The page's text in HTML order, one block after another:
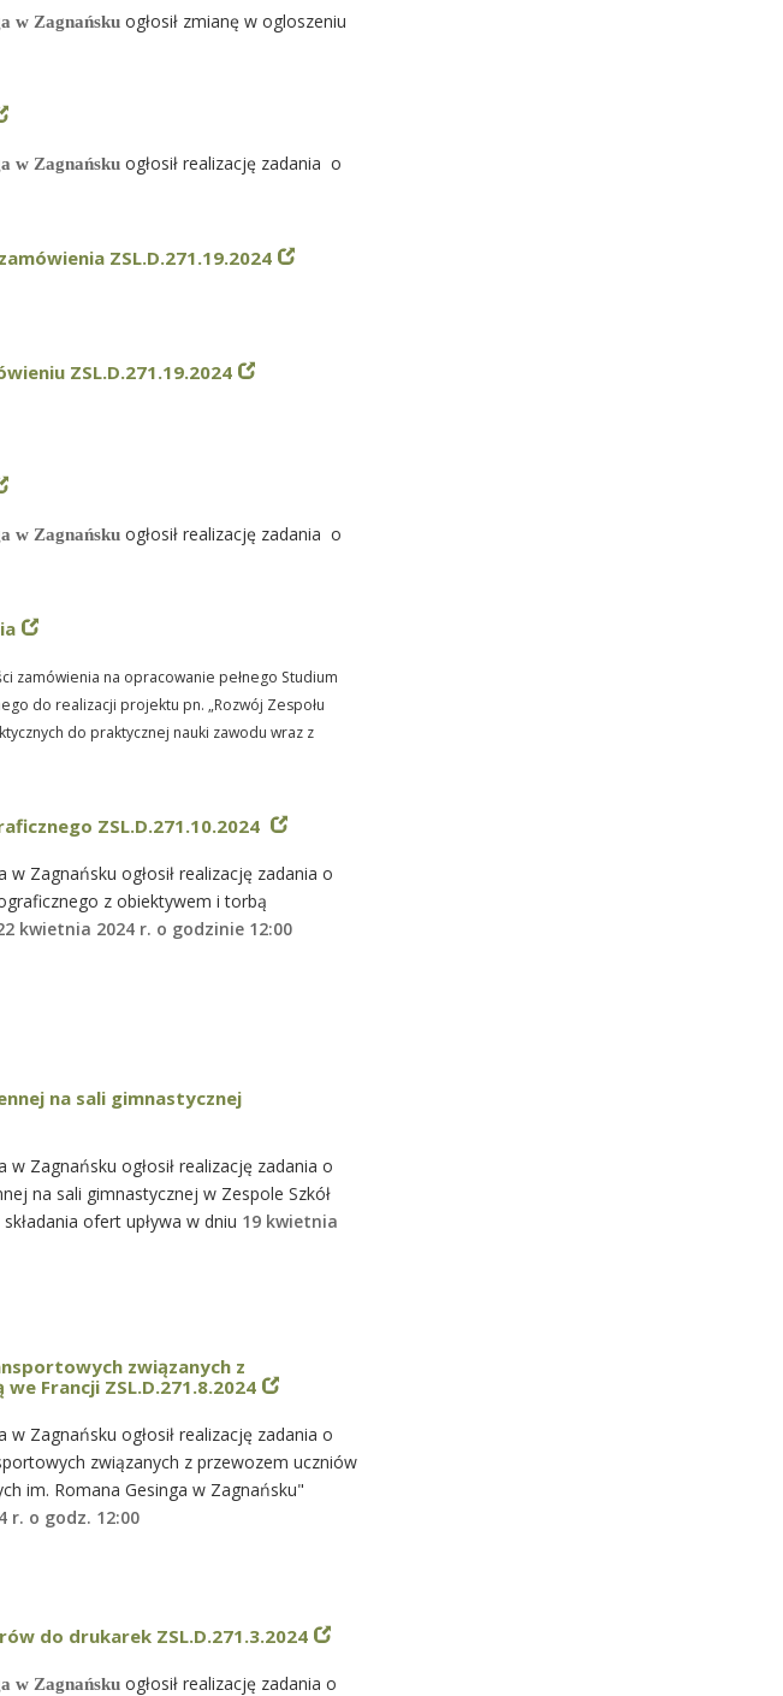
w Zagnańsku ogłosił zmianę w ogloszeniu
w Zagnańsku ogłosił realizację zadania o
ZSL.D.271.19.2024
ZSL.D.271.19.2024
w Zagnańsku ogłosił realizację zadania o
zamówienia na opracowanie pełnego Studium
do realizacji projektu pn. „Rozwój Zespołu
do praktycznej nauki zawodu wraz z
ZSL.D.271.10.2024
w Zagnańsku ogłosił realizację zadania o
z obiektywem i torbą
kwietnia 2024 r. o godzinie 12:00
na sali gimnastycznej
w Zagnańsku ogłosił realizację zadania o
na sali gimnastycznej w Zespole Szkół
ofert upływa w dniu 19 kwietnia
związanych z
Francji ZSL.D.271.8.2024
w Zagnańsku ogłosił realizację zadania o
związanych z przewozem uczniów
im. Romana Gesinga w Zagnańsku"
r. o godz. 12:00
do drukarek ZSL.D.271.3.2024
w Zagnańsku ogłosił realizację zadania o